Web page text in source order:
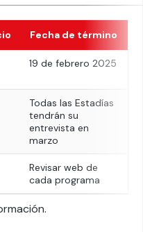
Fecha de término
19 de febrero 2025
Todas las Estadías
tendrán su
entrevista en
marzo
Revisar web de
cada programa